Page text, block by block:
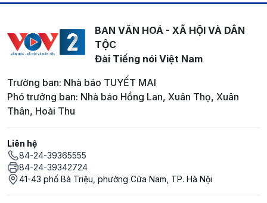
BAN VĂN HOÁ - XÃ HỘI VÀ DÂN
TỘC
Đài Tiếng nói Việt Nam
Trưởng ban: Nhà báo TUYẾT MAI
Phó trưởng ban: Nhà báo Hồng Lan, Xuân Thọ, Xuân
Thân, Hoài Thu
Liên hệ
84-24-39365555
84-24-39342724
41-43 phố Bà Triệu, phường Cửa Nam, TP. Hà Nội